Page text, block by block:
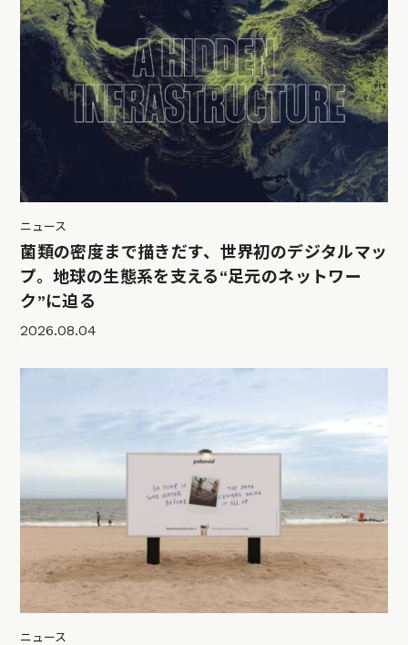
ニュース
菌類の密度まで描きだす、世界初のデジタルマッ
プ。地球の生態系を支える“足元のネットワー
ク”に迫る
2026.08.04
ニュース